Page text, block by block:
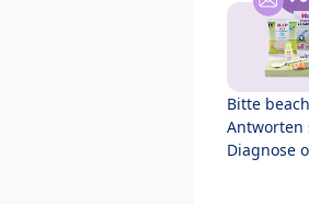
Bitte
Antworten
Diagnose